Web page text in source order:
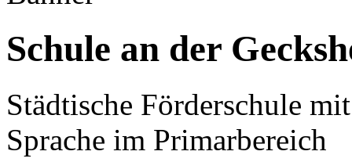
Schule an der
Städtische Förderschule
Sprache im Primarbereich